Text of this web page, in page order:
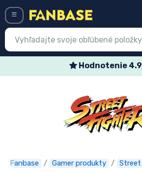
Hodnotenie
Fanbase Gamer produkty
Expresná preprava